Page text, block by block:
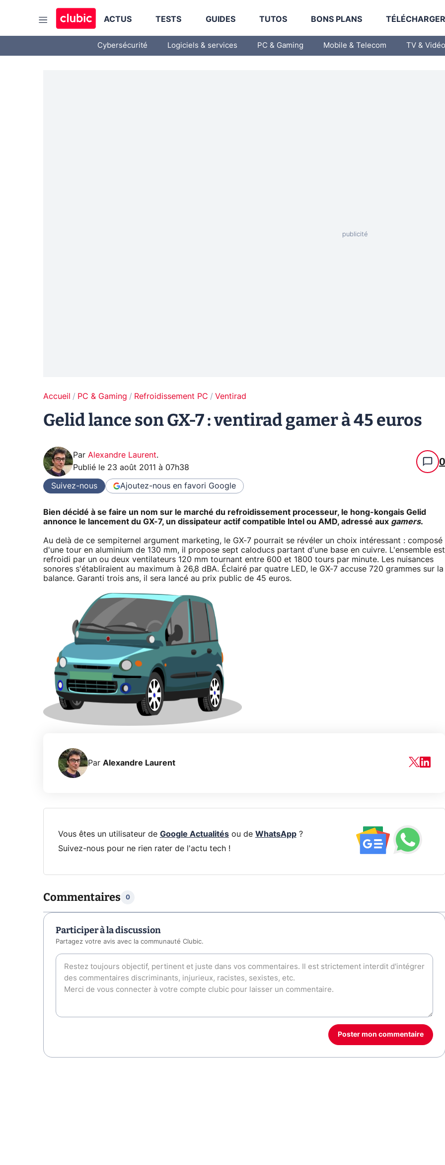
ACTUS TESTS GUIDES TUTOS BONS PLANS
Cybersécurité Logiciels & services PC & Gaming Mobile & Telecom TV & Vidéo
Accueil PC & Gaming Refroidissement PC Ventirad
Gelid lance son GX-7 : ventirad gamer à 45 euros
Par Alexandre Laurent.
Publié le 23 août 2011 à 07h38 0
Suivez-nous Ajoutez-nous en favori Google
Bien décidé à se faire un nom sur le marché du refroidissement processeur, le hong-kongais Gelid
annonce le lancement du GX-7, un dissipateur actif compatible Intel ou AMD, adressé aux gamers.
Au delà de ce sempiternel argument marketing, le GX-7 pourrait se révéler un choix intéressant : composé
d'une tour en aluminium de 130 mm, il propose sept caloducs partant d'une base en cuivre. L'ensemble est
refroidi par un ou deux ventilateurs 120 mm tournant entre 600 et 1800 tours par minute. Les nuisances
sonores s'établiraient au maximum à 26,8 dBA. Éclairé par quatre LED, le GX-7 accuse 720 grammes sur la
balance. Garanti trois ans, il sera lancé au prix public de 45 euros.
Par Alexandre Laurent
Vous êtes un utilisateur de Google Actualitésou de WhatsApp?
Suivez-nous pour ne rien rater de l'actu tech !
Commentaires 0
Participer à la discussion
Partagez votre avis avec la communauté Clubic.
Poster mon commentaire